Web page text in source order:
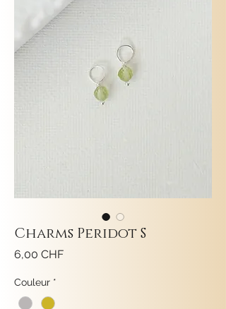
Charms Peridot S
6,00 CHFPrix
Couleur *